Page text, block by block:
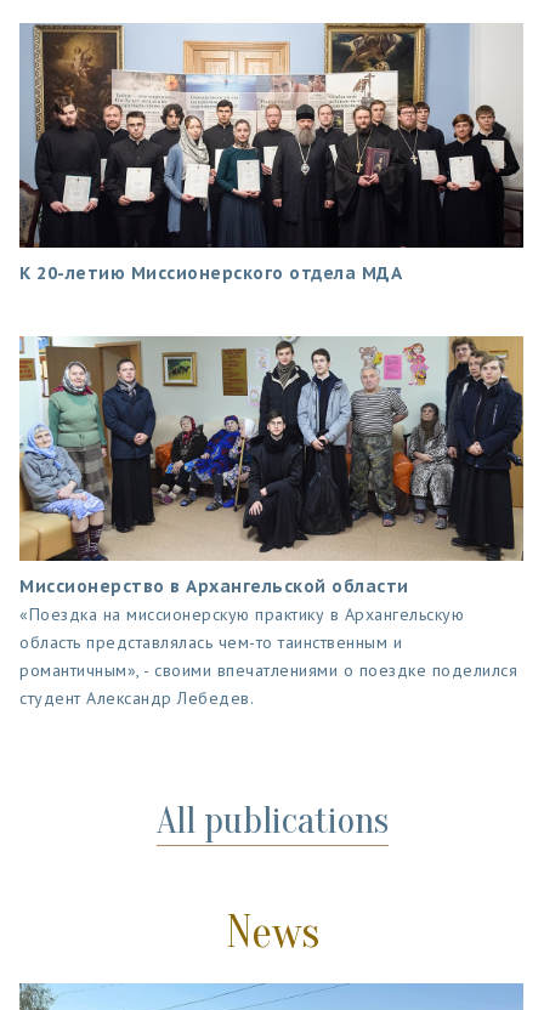
К 20-летию Миссионерского отдела МДА
Миссионерство в Архангельской области
«Поездка на миссионерскую практику в Архангельскую
область представлялась чем-то таинственным и
романтичным», - своими впечатлениями о поездке поделился
студент Александр Лебедев.
All publications
News